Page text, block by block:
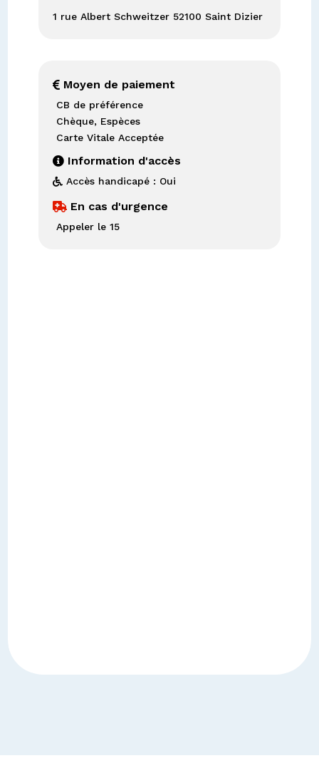
1 rue Albert Schweitzer 52100 Saint Dizier
 Moyen de paiement
CB de préférence
Chèque, Espèces
Carte Vitale Acceptée
 Information d'accès
 Accès handicapé : Oui
 En cas d'urgence
Appeler le 15